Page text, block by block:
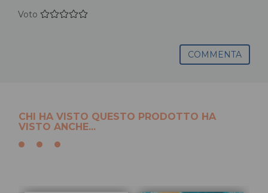
Voto
COMMENTA
CHI HA VISTO QUESTO PRODOTTO HA
VISTO ANCHE...